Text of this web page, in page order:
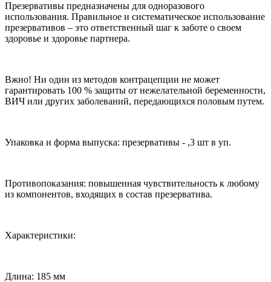
Презервативы предназначены для одноразового
использования. Правильное и систематическое использование
презервативов – это ответственный шаг к заботе о своем
здоровье и здоровье партнера.
Вжно! Ни один из методов контрацепции не может
гарантировать 100 % защиты от нежелательной беременности,
ВИЧ или других заболеваний, передающихся половым путем.
Упаковка и форма выпуска: презервативы - ,3 шт в уп.
Противопоказания: повышенная чувствительность к любому
из компонентов, входящих в состав презерватива.
Характеристики:
Длина: 185 мм